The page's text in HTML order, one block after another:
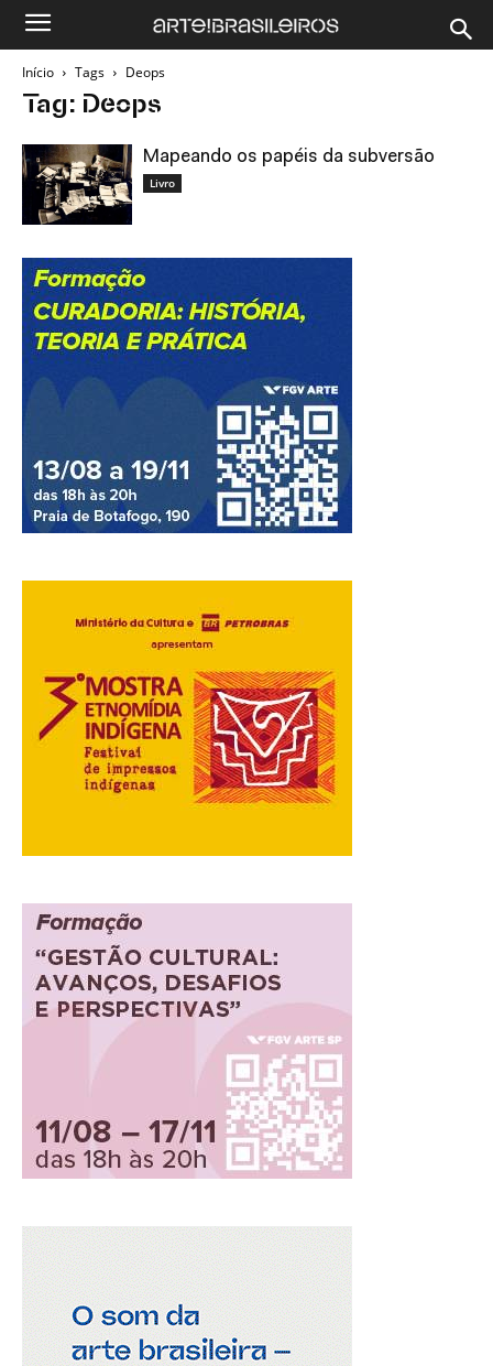
Início Tags Deops
Tag: Deops
Mapeando os papéis da subversão
Livro